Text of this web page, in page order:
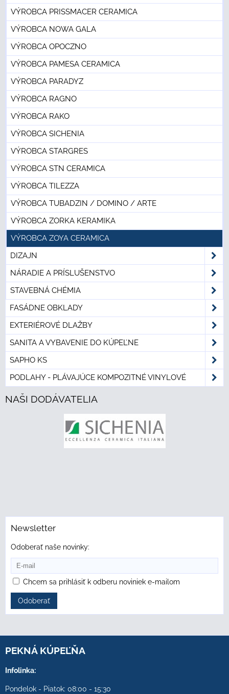
VÝROBCA PRISSMACER CERAMICA
VÝROBCA NOWA GALA
VÝROBCA OPOCZNO
VÝROBCA PAMESA CERAMICA
VÝROBCA PARADYZ
VÝROBCA RAGNO
VÝROBCA RAKO
VÝROBCA SICHENIA
VÝROBCA STARGRES
VÝROBCA STN CERAMICA
VÝROBCA TILEZZA
VÝROBCA TUBADZIN / DOMINO / ARTE
VÝROBCA ZORKA KERAMIKA
VÝROBCA ZOYA CERAMICA
DIZAJN
NÁRADIE A PRÍSLUŠENSTVO
STAVEBNÁ CHÉMIA
FASÁDNE OBKLADY
EXTERIÉROVÉ DLAŽBY
SANITA A VYBAVENIE DO KÚPEĽNE
SAPHO KS
PODLAHY - PLÁVAJÚCE KOMPOZITNÉ VINYLOVÉ
NAŠI DODÁVATELIA
Newsletter
Odoberať naše novinky:
Chcem sa prihlásiť k odberu noviniek e-mailom
Odoberať
PEKNÁ KÚPEĽŇA
Infolinka:
Pondelok - Piatok: 08:00 - 15:30